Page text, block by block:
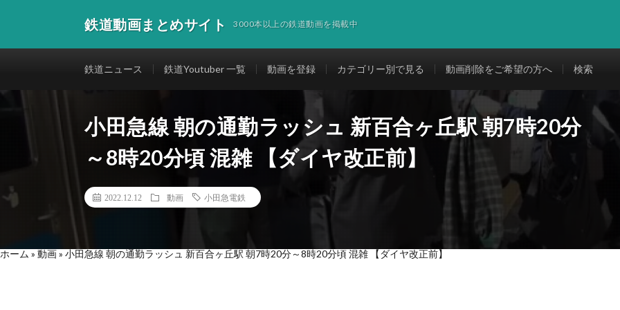
鉄道動画まとめサイト 3000本以上の鉄道動画を掲載中
鉄道ニュース 鉄道Youtuber 一覧 動画を登録 カテゴリー別で見る 動画削除をご希望の方へ 検索
小田急線 朝の通勤ラッシュ 新百合ヶ丘駅 朝7時20分
～8時20分頃 混雑 【ダイヤ改正前】
2022.12.12 動画 小田急電鉄
ホーム » 動画» 小田急線 朝の通勤ラッシュ 新百合ヶ丘駅 朝7時20分～8時20分頃 混雑 【ダイヤ改正前】